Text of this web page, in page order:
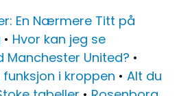
En Nærmere Titt på
• Hvor kan jeg se
United? •
i kroppen • Alt du